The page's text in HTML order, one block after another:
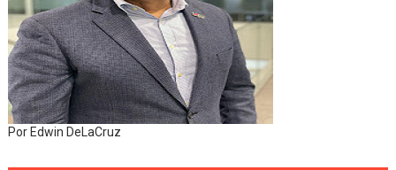
Por Edwin DeLaCruz